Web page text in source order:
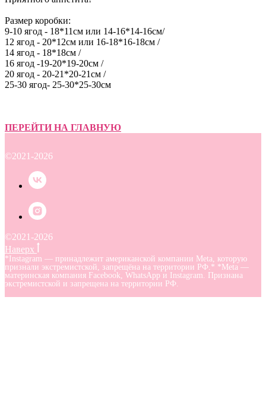
Размер коробки:
9-10 ягод - 18*11см или 14-16*14-16см/
12 ягод - 20*12см или 16-18*16-18см /
14 ягод - 18*18см /
16 ягод -19-20*19-20см /
20 ягод - 20-21*20-21см /
25-30 ягод- 25-30*25-30см
ПЕРЕЙТИ НА ГЛАВНУЮ
©2021-2026
©2021-2026
Наверх
*Instagram — принадлежит американской компании Meta, которую
признали экстремистской, запрещёна на территории РФ.* *Meta —
материнская компания Facebook, WhatsApp и Instagram. Признана
экстремистской и запрещена на территории РФ.